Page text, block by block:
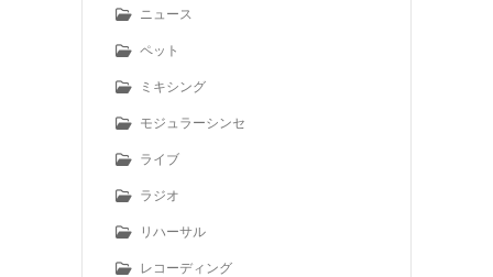
ニュース
ペット
ミキシング
モジュラーシンセ
ライブ
ラジオ
リハーサル
レコーディング